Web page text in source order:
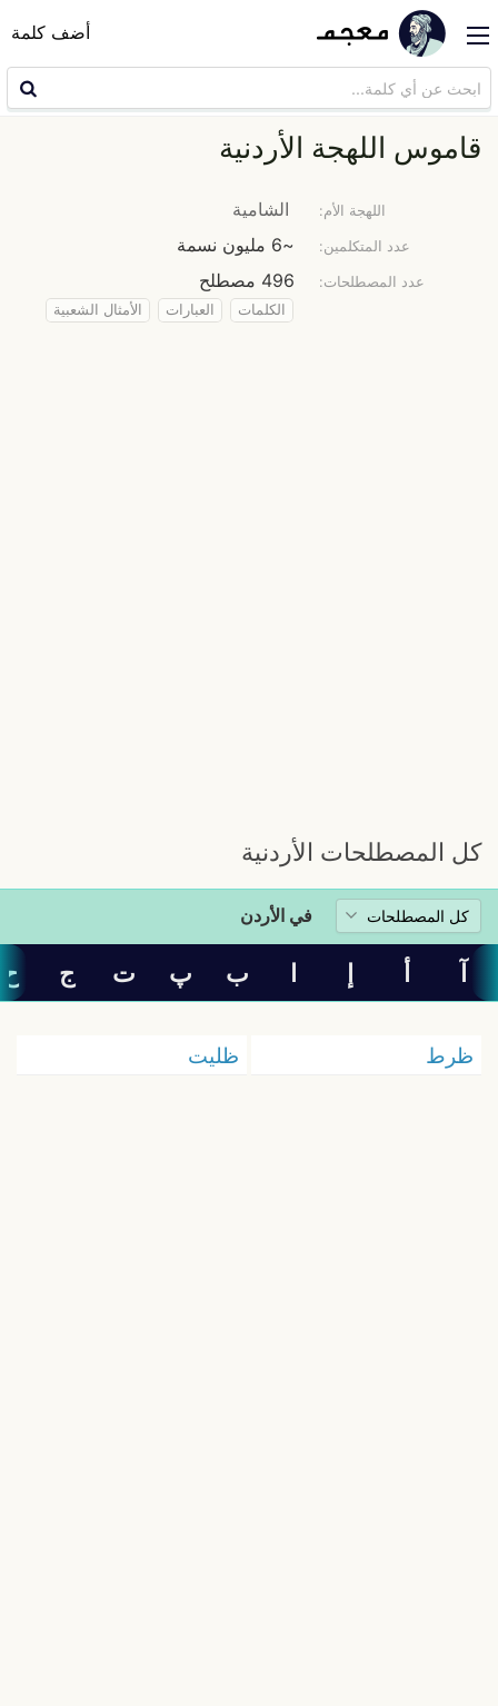
أضف كلمة
قاموس اللهجة الأردنية
اللهجة الأم: الشامية
عدد المتكلمين: ~6 مليون نسمة
عدد المصطلحات: 496 مصطلح
الكلمات العبارات الأمثال الشعبية
كل المصطلحات الأردنية
في الأردن
آ أ إ ا ب پ ت ج ح
ظرط ظليت